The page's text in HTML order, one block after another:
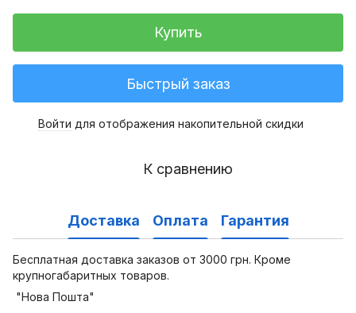
Купить
Быстрый заказ
Войти для отображения накопительной скидки
К сравнению
Доставка Оплата Гарантия
Бесплатная доставка заказов от 3000 грн. Кроме
крупногабаритных товаров.
"Нова Пошта"